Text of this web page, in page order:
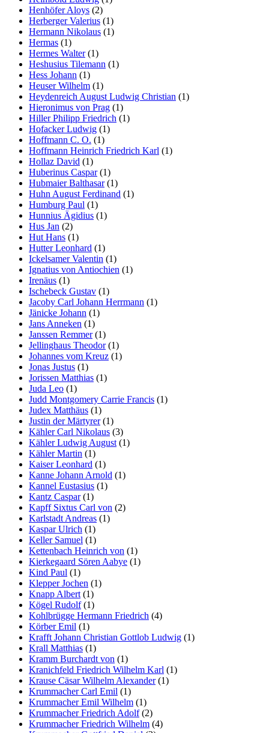
Henhöfer Aloys (2)
Herberger Valerius (1)
Hermann Nikolaus (1)
Hermas (1)
Hermes Walter(1)
Heshusius Tilemann (1)
Hess Johann (1)
Heuser Wilhelm (1)
Heydenreich August Ludwig Christian (1)
Hieronimus von Prag (1)
Hiller Philipp Friedrich (1)
Hofacker Ludwig (1)
Hoffmann C. O. (1)
Hoffmann Heinrich Friedrich Karl (1)
Hollaz David (1)
Huberinus Caspar(1)
Hubmaier Balthasar(1)
Huhn August Ferdinand (1)
Humburg Paul (1)
Hunnius Ägidius (1)
Hus Jan (2)
Hut Hans (1)
Hutter Leonhard (1)
Ickelsamer Valentin (1)
Ignatius von Antiochien (1)
Irenäus (1)
Ischebeck Gustav (1)
Jacoby Carl Johann Herrmann (1)
Jänicke Johann (1)
Jans Anneken (1)
Janssen Remmer(1)
Jellinghaus Theodor(1)
Johannes vom Kreuz (1)
Jonas Justus (1)
Jorissen Matthias (1)
Juda Leo (1)
Judd Montgomery Carrie Francis (1)
Judex Matthäus (1)
Justin der Märtyrer(1)
Kähler Carl Nikolaus (3)
Kähler Ludwig August (1)
Kähler Martin (1)
Kaiser Leonhard (1)
Kanne Johann Arnold (1)
Kannel Eustasius (1)
Kantz Caspar(1)
Kapff Sixtus Carl von (2)
Karlstadt Andreas (1)
Kaspar Ulrich (1)
Keller Samuel (1)
Kettenbach Heinrich von (1)
Kierkegaard Sören Aabye (1)
Kind Paul (1)
Klepper Jochen (1)
Knapp Albert (1)
Kögel Rudolf(1)
Kohlbrügge Hermann Friedrich (4)
Körber Emil (1)
Krafft Johann Christian Gottlob Ludwig (1)
Krall Matthias (1)
Kramm Burchardt von (1)
Kranichfeld Friedrich Wilhelm Karl (1)
Krause Cäsar Wilhelm Alexander(1)
Krummacher Carl Emil (1)
Krummacher Emil Wilhelm (1)
Krummacher Friedrich Adolf(2)
Krummacher Friedrich Wilhelm (4)